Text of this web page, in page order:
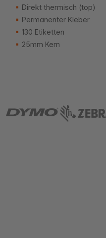
Direkt thermisch (top)
Permanenter Kleber
130 Etiketten
25mm Kern